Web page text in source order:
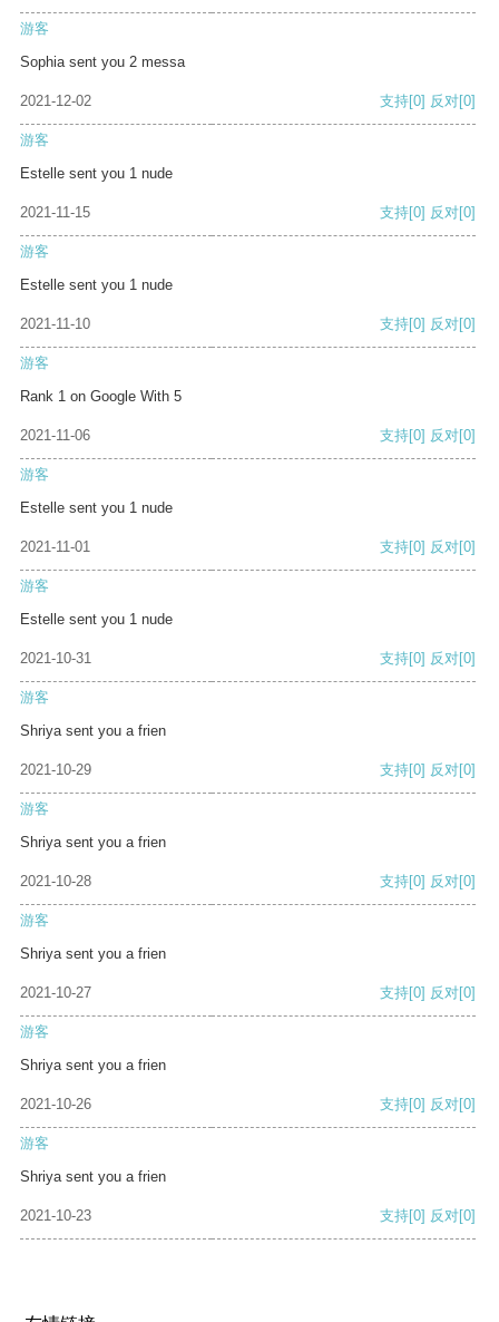
游客
Sophia sent you 2 messa
2021-12-02 支持[0] 反对[0]
游客
Estelle sent you 1 nude
2021-11-15 支持[0] 反对[0]
游客
Estelle sent you 1 nude
2021-11-10 支持[0] 反对[0]
游客
Rank 1 on Google With 5
2021-11-06 支持[0] 反对[0]
游客
Estelle sent you 1 nude
2021-11-01 支持[0] 反对[0]
游客
Estelle sent you 1 nude
2021-10-31 支持[0] 反对[0]
游客
Shriya sent you a frien
2021-10-29 支持[0] 反对[0]
游客
Shriya sent you a frien
2021-10-28 支持[0] 反对[0]
游客
Shriya sent you a frien
2021-10-27 支持[0] 反对[0]
游客
Shriya sent you a frien
2021-10-26 支持[0] 反对[0]
游客
Shriya sent you a frien
2021-10-23 支持[0] 反对[0]